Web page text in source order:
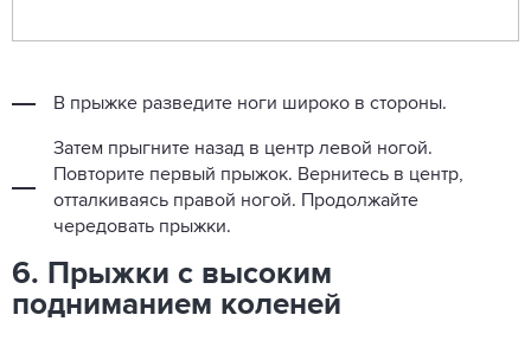
В прыжке разведите ноги широко в стороны.
Затем прыгните назад в центр левой ногой.
Повторите первый прыжок. Вернитесь в центр,
отталкиваясь правой ногой. Продолжайте
чередовать прыжки.
6. Прыжки с высоким
подниманием коленей